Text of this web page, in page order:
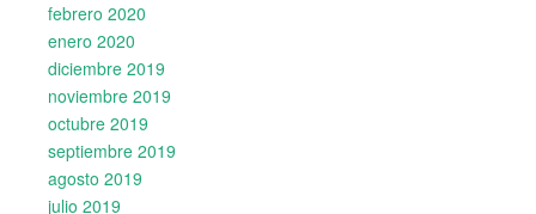
febrero 2020
enero 2020
diciembre 2019
noviembre 2019
octubre 2019
septiembre 2019
agosto 2019
julio 2019